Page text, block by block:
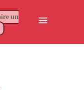
un
menu